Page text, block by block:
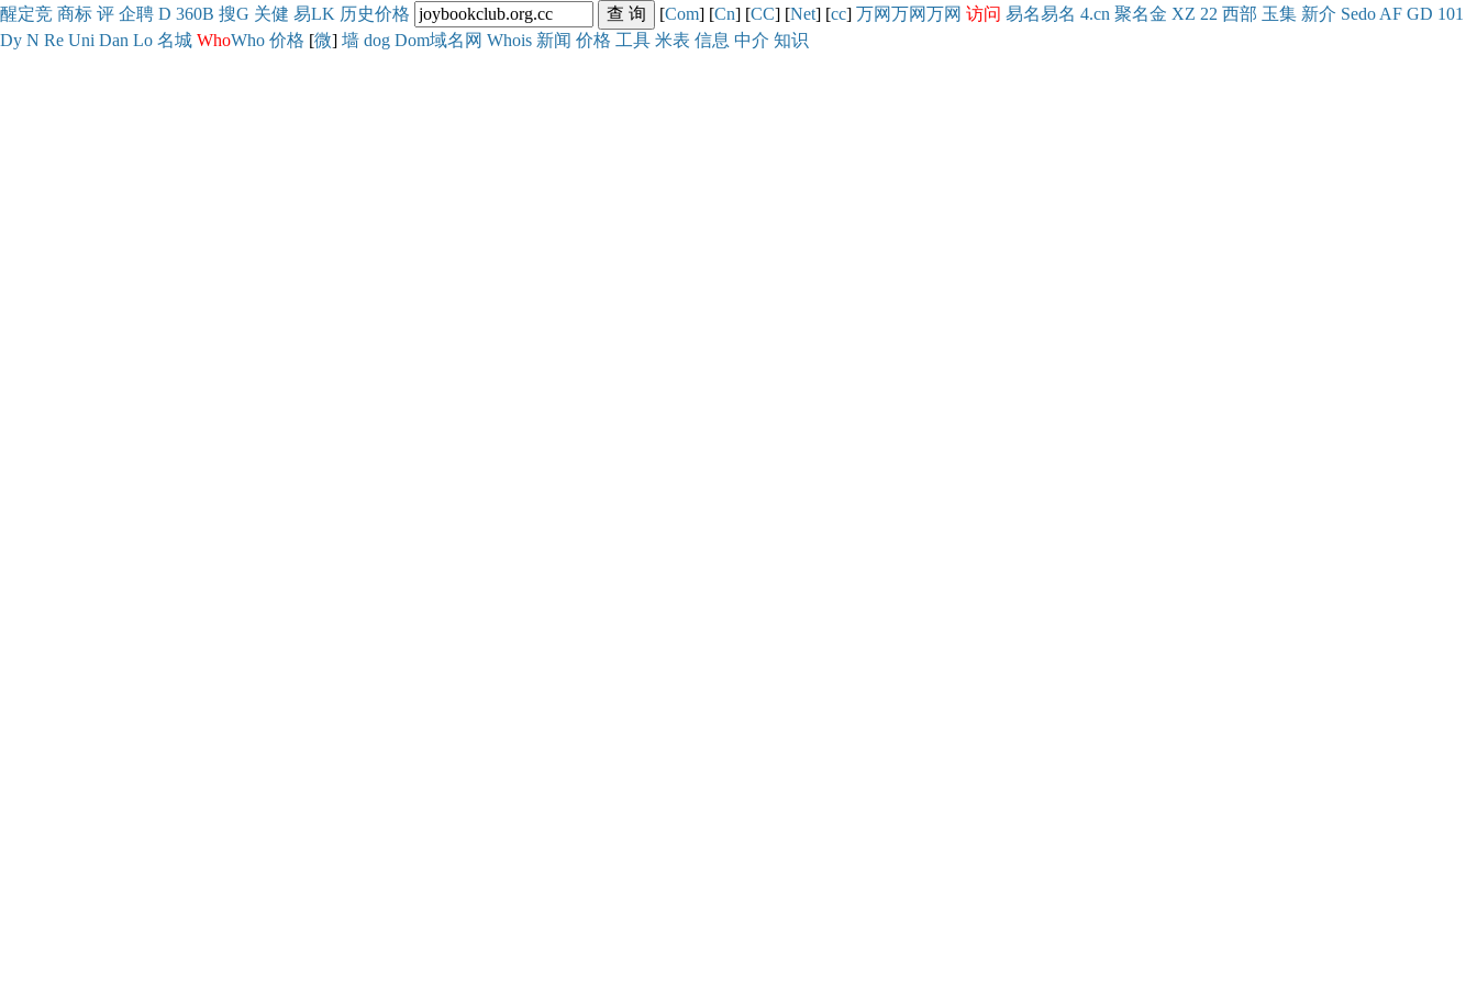
醒定竞 商标 评 企聘 D 360B 搜G 关健 易LK 历史价格 [Com] [Cn] [CC] [Net] [cc] 万网万网万网 访问 易名易名 4.cn 聚名金 XZ 22 西部 玉集 新介 Sedo AF GD 101
Dy N Re Uni Dan Lo 名城 WhoWho 价格 [微] 墙 dog Dom域名网 Whois 新闻 价格 工具 米表 信息 中介 知识